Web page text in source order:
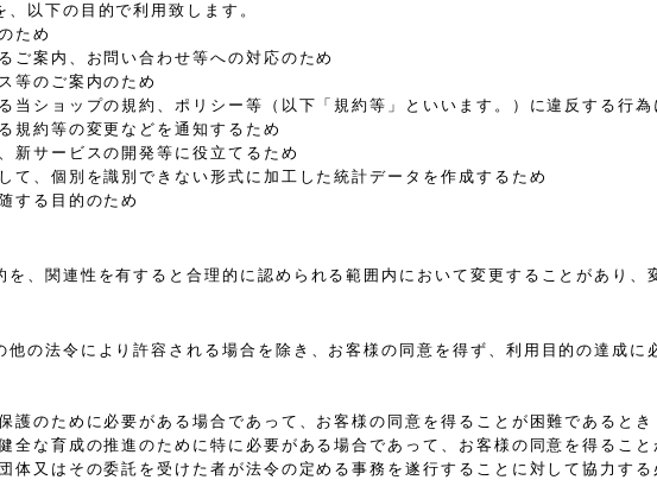
以下の目的で利用致します。
ため
ご案内、お問い合わせ等への対応のため
等のご案内のため
当ショップの規約、ポリシー等（以下「規約等」といいます。）に違反する行
規約等の変更などを通知するため
新サービスの開発等に役立てるため
て、個別を識別できない形式に加工した統計データを作成するため
する目的のため
、関連性を有すると合理的に認められる範囲内において変更することがあり、
他の法令により許容される場合を除き、お客様の同意を得ず、利用目的の達成
護のために必要がある場合であって、お客様の同意を得ることが困難であるとき
全な育成の推進のために特に必要がある場合であって、お客様の同意を得ること
体又はその委託を受けた者が法令の定める事務を遂行することに対して協力す